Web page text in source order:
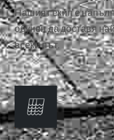
Нашият екип е
обучен да доставя
всеки път.